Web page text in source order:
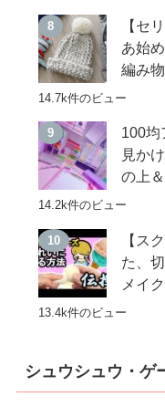
【セ
あ始
編み
14.7k件のビュー
100均
見か
の上
14.2k件のビュー
【ス
た、
メイ
13.4k件のビュー
シュウシュウ・ゲ